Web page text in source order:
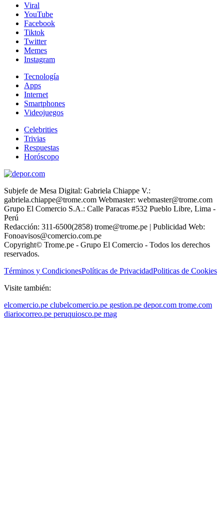
Viral
YouTube
Facebook
Tiktok
Twitter
Memes
Instagram
Tecnología
Apps
Internet
Smartphones
Videojuegos
Celebrities
Trivias
Respuestas
Horóscopo
Subjefe de Mesa Digital: Gabriela Chiappe V.:
gabriela.chiappe@trome.com Webmaster: webmaster@trome.com
Grupo El Comercio S.A.: Calle Paracas #532 Pueblo Libre, Lima -
Perú
Redacción: 311-6500(2858) trome@trome.pe | Publicidad Web:
Fonoavisos@comercio.com.pe
Copyright© Trome.pe - Grupo El Comercio - Todos los derechos
reservados.
Términos y CondicionesPolíticas de PrivacidadPoliticas de Cookies
Visite también:
elcomercio.pe clubelcomercio.pe gestion.pe depor.com trome.com
diariocorreo.pe peruquiosco.pe mag